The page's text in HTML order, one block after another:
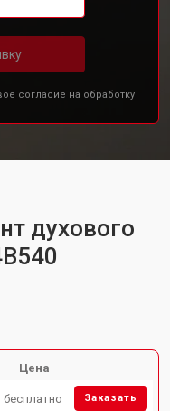
согласие на обработку
духового
Цена
бесплатно Заказать